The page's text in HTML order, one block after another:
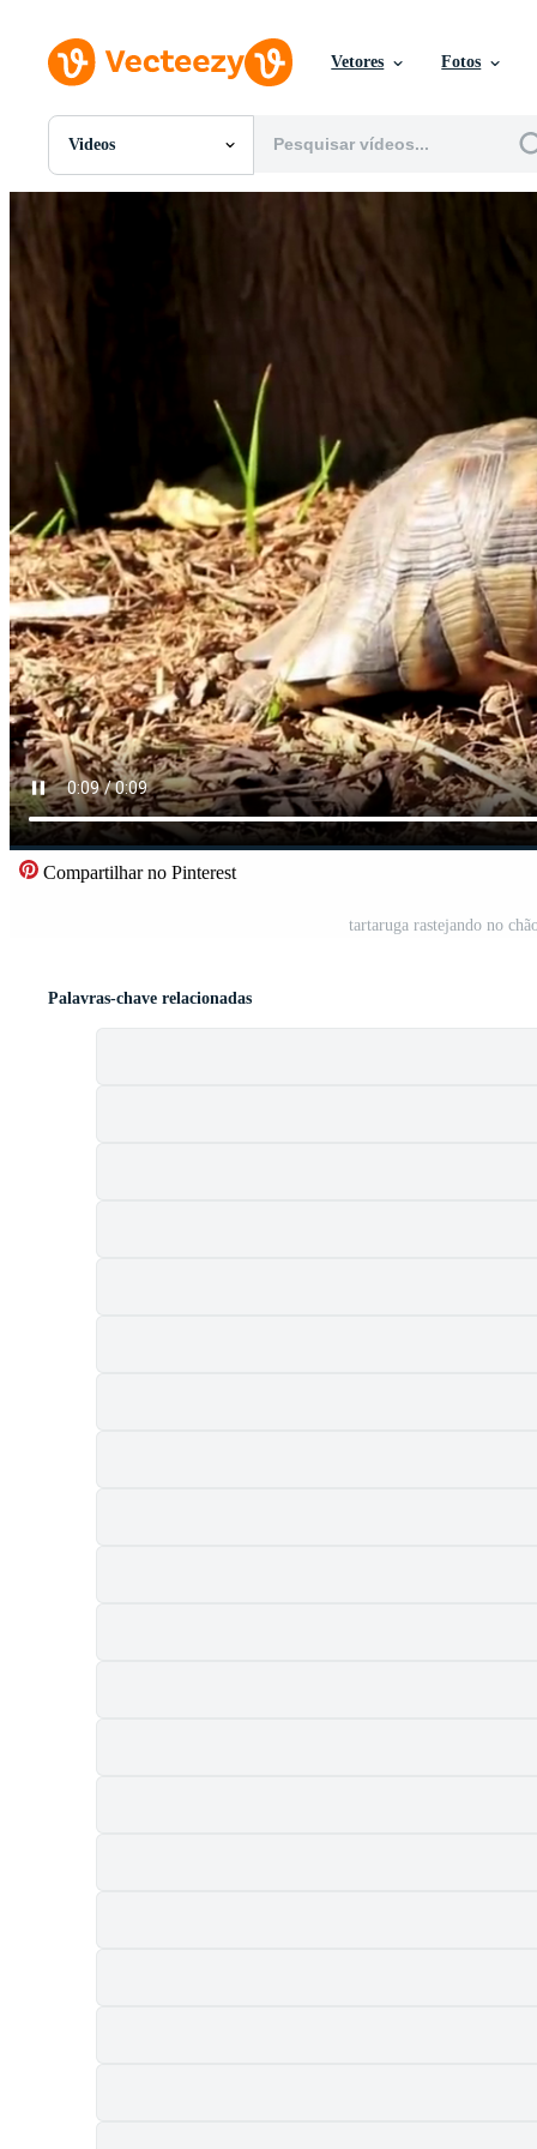
Vetores Fotos
Videos
Todas Imagens
Imagens Editoriais
Eventos Editoriais
Compartilhar no Pinterest
tartaruga rastejando no
Palavras-chave relacionadas